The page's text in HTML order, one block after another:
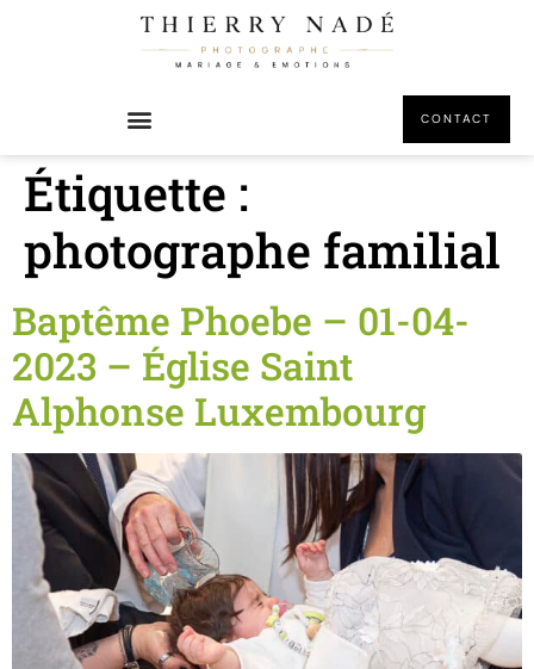
CONTACT
Étiquette :
photographe familial
Baptême Phoebe – 01-04-
2023 – Église Saint
Alphonse Luxembourg